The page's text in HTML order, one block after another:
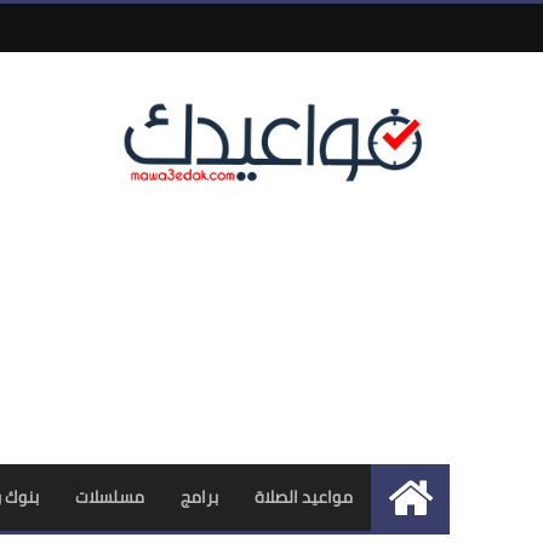
الرئيسية
مواعيد الصلاة برامج مسلسلات